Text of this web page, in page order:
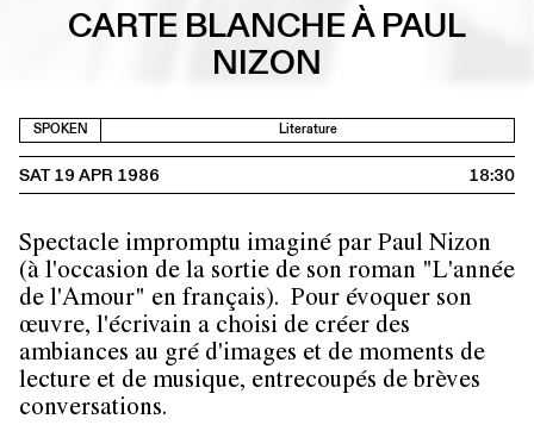
CARTE BLANCHE À PAUL
NIZON
SPOKEN Literature
SAT 19 APR 1986 18:30
Spectacle impromptu imaginé par Paul Nizon
(à l'occasion de la sortie de son roman "L'année
de l'Amour" en français). Pour évoquer son
œuvre, l'écrivain a choisi de créer des
ambiances au gré d'images et de moments de
lecture et de musique, entrecoupés de brèves
conversations.